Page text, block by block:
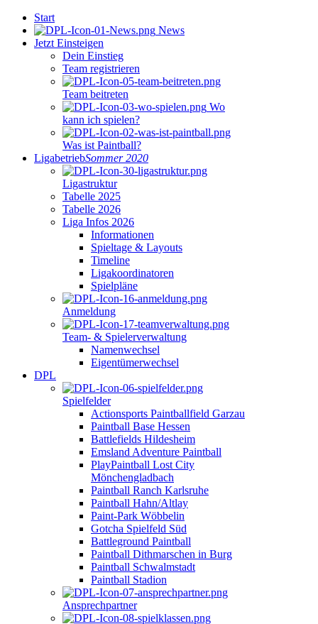
Start
News
Jetzt Einsteigen
Dein Einstieg
Team registrieren
Team beitreten
Wo
kann ich spielen?
Was ist Paintball?
LigabetriebSommer 2020
Ligastruktur
Tabelle 2025
Tabelle 2026
Liga Infos 2026
Informationen
Spieltage & Layouts
Timeline
Ligakoordinatoren
Spielpläne
Anmeldung
Team- & Spielerverwaltung
Namenwechsel
Eigentümerwechsel
DPL
Spielfelder
Actionsports Paintballfield Garzau
Paintball Base Hessen
Battlefields Hildesheim
Emsland Adventure Paintball
PlayPaintball Lost City
Mönchengladbach
Paintball Ranch Karlsruhe
Paintball Hahn/Altlay
Paint-Park Wöbbelin
Gotcha Spielfeld Süd
Battleground Paintball
Paintball Dithmarschen in Burg
Paintball Schwalmstadt
Paintball Stadion
Ansprechpartner